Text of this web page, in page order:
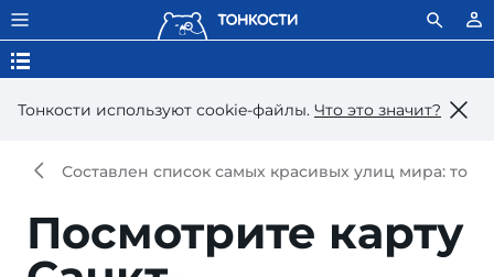
Тонкости используют сookie-файлы. Что это значит?
Составлен список самых красивых улиц мира: топ-
Посмотрите карту